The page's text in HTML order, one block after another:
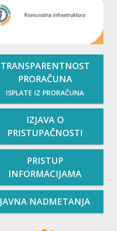
TRANSPARENTNOST
PRORAČUNA
ISPLATE IZ PRORAČUNA
IZJAVA O
PRISTUPAČNOSTI
PRISTUP
INFORMACIJAMA
JAVNA NADMETANJA